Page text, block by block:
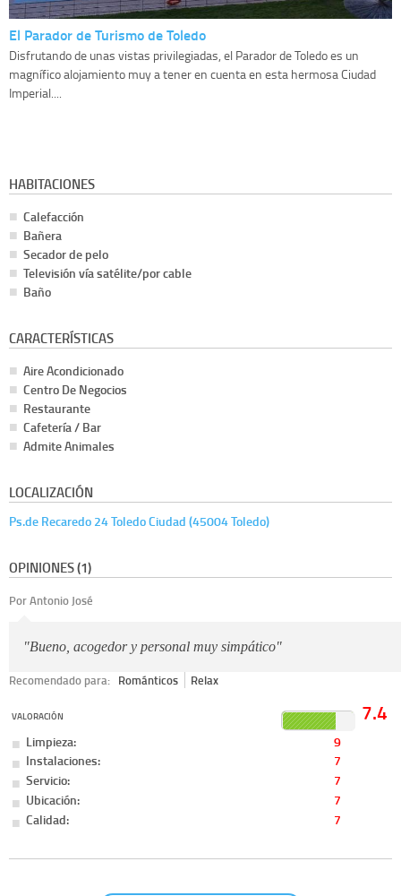
El Parador de Turismo de Toledo
Disfrutando de unas vistas privilegiadas, el Parador de Toledo es un
magnífico alojamiento muy a tener en cuenta en esta hermosa Ciudad
Imperial....
HABITACIONES
Calefacción
Bañera
Secador de pelo
Televisión vía satélite/por cable
Baño
CARACTERÍSTICAS
Aire Acondicionado
Centro De Negocios
Restaurante
Cafetería / Bar
Admite Animales
LOCALIZACIÓN
Ps.de Recaredo 24 Toledo Ciudad (45004 Toledo)
OPINIONES (1)
Por Antonio José
"Bueno, acogedor y personal muy simpático"
Recomendado para: Románticos Relax
VALORACIÓN 7.4
Limpieza:
9
Instalaciones:
7
Servicio:
7
Ubicación:
7
Calidad:
7